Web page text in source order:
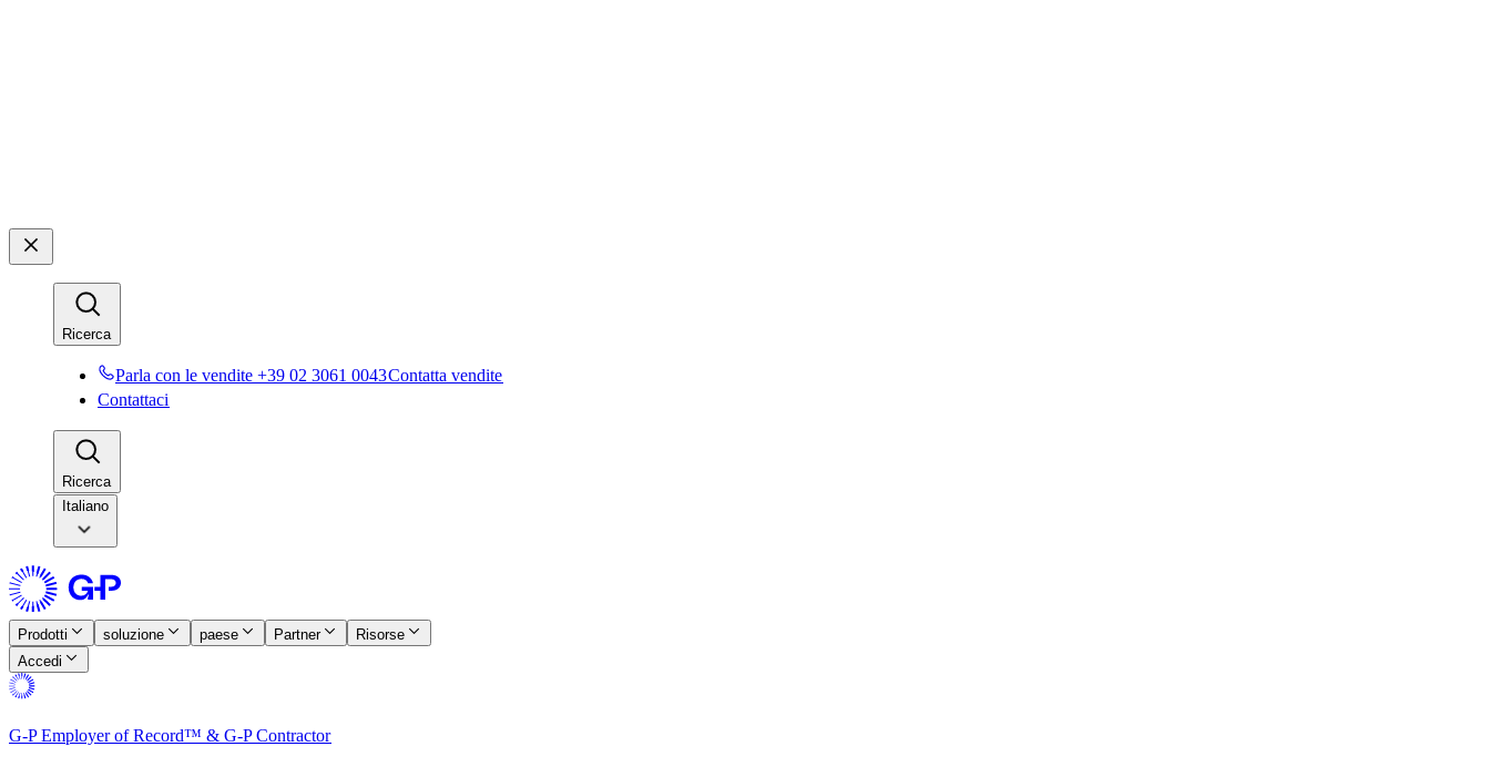
Ricerca​​
Parla con le vendite +39 02 3061 0043​​Contatta vendite​​
Contattaci​​
Ricerca​​
Italiano
Prodotti​​ soluzione​​ paese​​ Partner​​
Risorse​​
Accedi​​
G-P Employer of Record™ & G-P Contractor​​